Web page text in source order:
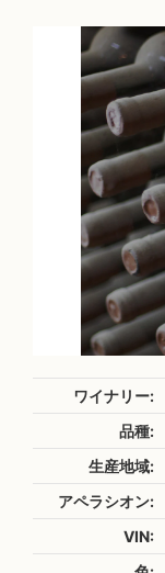
ワイナリー:
品種:
生産地域:
アペラシオン:
VIN: